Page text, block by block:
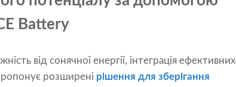
Battery
від сонячної енергії, інтеграція ефективних
розширені рішення для зберігання